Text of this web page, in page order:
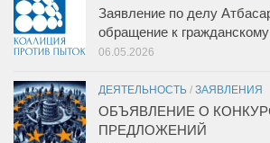
Заявление по делу
обращение к
06.05.2026
ДЕЯТЕЛЬНОСТЬ / ЗАЯВЛЕНИЯ
ОБЪЯВЛЕНИЕ О
ПРЕДЛОЖЕНИЙ